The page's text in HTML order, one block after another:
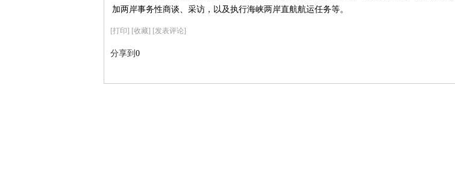
加两岸事务性商谈、采访，以及执行海峡两岸直航航运任务等。
[打印] [收藏] [发表评论]
分享到 0